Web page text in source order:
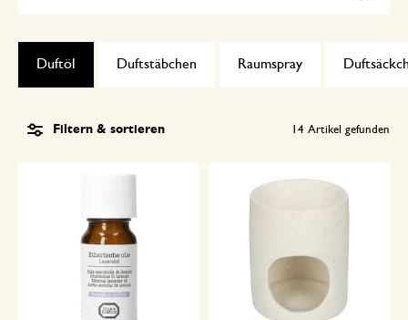
Duftstäbchen Raumspray
Duftöl
Filtern & sortieren 14 Artikel gefunden